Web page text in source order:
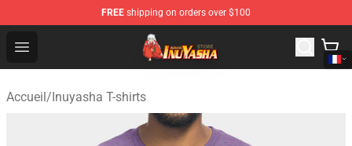
FREE shipping on orders over $100
Open menu
Inuyasha Store - Official Inuyasha Merchandise Shop
Accueil/Inuyasha T-shirts